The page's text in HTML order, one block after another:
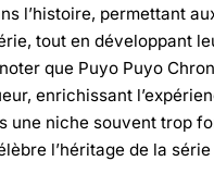
l’histoire, permettant
tout en développant
que Puyo Puyo
enrichissant
une niche souvent trop
l’héritage de la